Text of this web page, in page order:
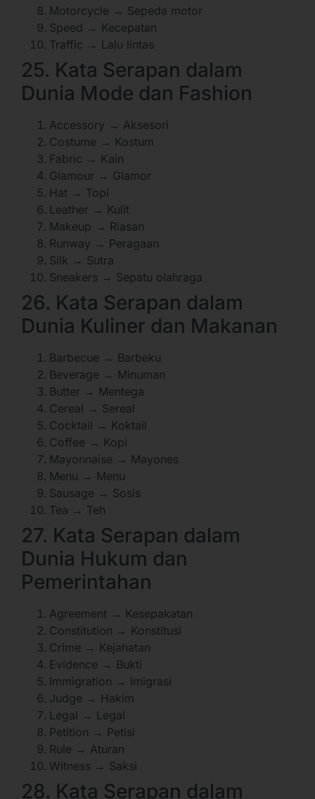
Motorcycle → Sepeda motor
Speed → Kecepatan
Traffic → Lalu lintas
25. Kata Serapan dalam
Dunia Mode dan Fashion
Accessory → Aksesori
Costume → Kostum
Fabric → Kain
Glamour → Glamor
Hat → Topi
Leather → Kulit
Makeup → Riasan
Runway → Peragaan
Silk → Sutra
Sneakers → Sepatu olahraga
26. Kata Serapan dalam
Dunia Kuliner dan Makanan
Barbecue → Barbeku
Beverage → Minuman
Butter → Mentega
Cereal → Sereal
Cocktail → Koktail
Coffee → Kopi
Mayonnaise → Mayones
Menu → Menu
Sausage → Sosis
Tea → Teh
27. Kata Serapan dalam
Dunia Hukum dan
Pemerintahan
Agreement → Kesepakatan
Constitution → Konstitusi
Crime → Kejahatan
Evidence → Bukti
Immigration → Imigrasi
Judge → Hakim
Legal → Legal
Petition → Petisi
Rule → Aturan
Witness → Saksi
28. Kata Serapan dalam